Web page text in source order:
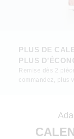
PLUS DE
PLUS
Remise dès 2
commandez, plus